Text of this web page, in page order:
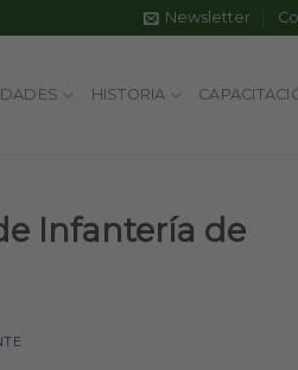
Newsletter
HISTORIA
Infantería de